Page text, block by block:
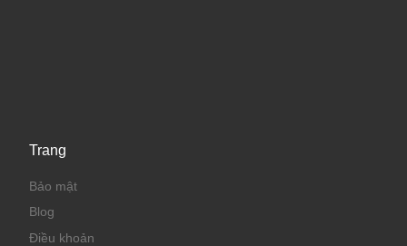
Trang
Bảo mật
Blog
Điều khoản